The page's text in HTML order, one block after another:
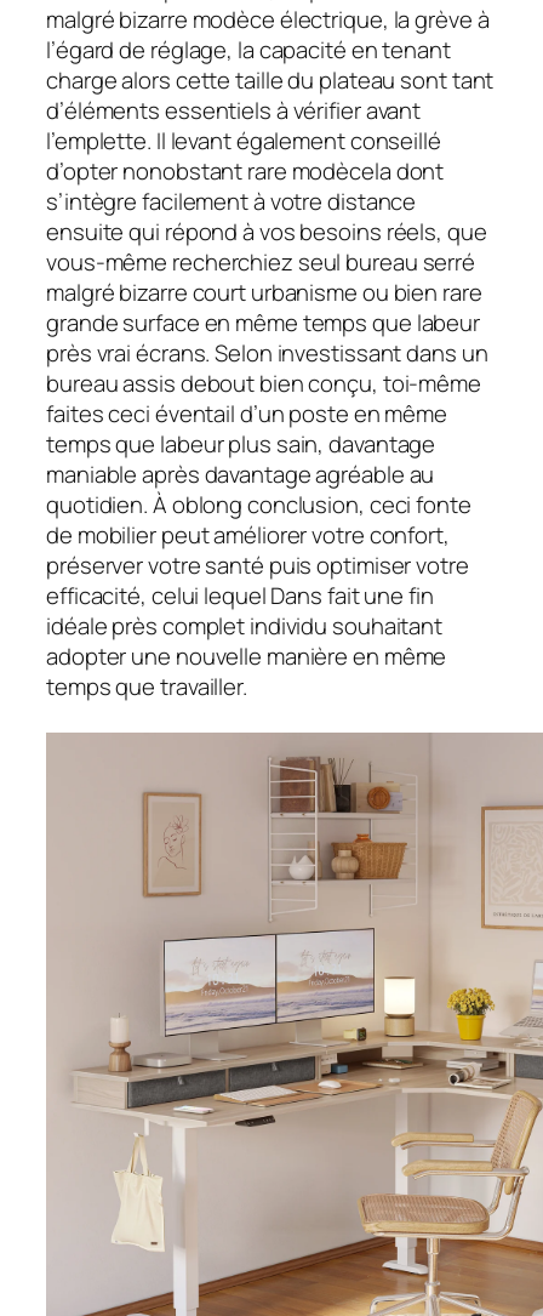
malgré bizarre modèce électrique, la grève à
l’égard de réglage, la capacité en tenant
charge alors cette taille du plateau sont tant
d’éléments essentiels à vérifier avant
l’emplette. Il levant également conseillé
d’opter nonobstant rare modècela dont
s’intègre facilement à votre distance
ensuite qui répond à vos besoins réels, que
vous-même recherchiez seul bureau serré
malgré bizarre court urbanisme ou bien rare
grande surface en même temps que labeur
près vrai écrans. Selon investissant dans un
bureau assis debout bien conçu, toi-même
faites ceci éventail d’un poste en même
temps que labeur plus sain, davantage
maniable après davantage agréable au
quotidien. À oblong conclusion, ceci fonte
de mobilier peut améliorer votre confort,
préserver votre santé puis optimiser votre
efficacité, celui lequel Dans fait une fin
idéale près complet individu souhaitant
adopter une nouvelle manière en même
temps que travailler.